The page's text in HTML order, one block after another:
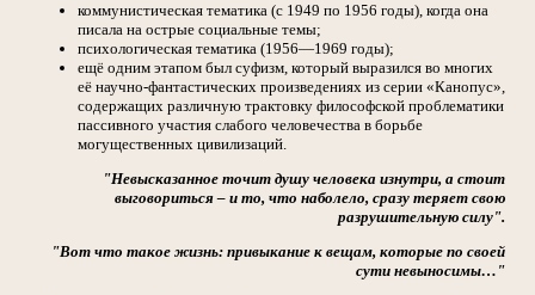
коммунистическая тематика (с 1949 по 1956 годы), когда она
писала на острые социальные темы;
психологическая тематика (1956—1969 годы);
ещё одним этапом был суфизм, который выразился во многих
её научно-фантастических произведениях из серии «Канопус»,
содержащих различную трактовку философской проблематики
пассивного участия слабого человечества в борьбе
могущественных цивилизаций.
"Невысказанное точит душу человека изнутри, а стоит
выговориться – и то, что наболело, сразу теряет свою
разрушительную силу".
"Вот что такое жизнь: привыкание к вещам, которые по своей
сути невыносимы…"